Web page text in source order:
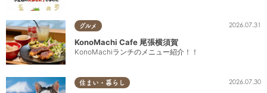
グルメ 2026.07.31
KonoMachi Cafe 尾張横須賀
KonoMachiランチのメニュー紹介！！
住まい・暮らし 2026.07.30